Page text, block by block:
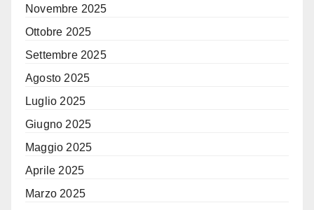
Novembre 2025
Ottobre 2025
Settembre 2025
Agosto 2025
Luglio 2025
Giugno 2025
Maggio 2025
Aprile 2025
Marzo 2025